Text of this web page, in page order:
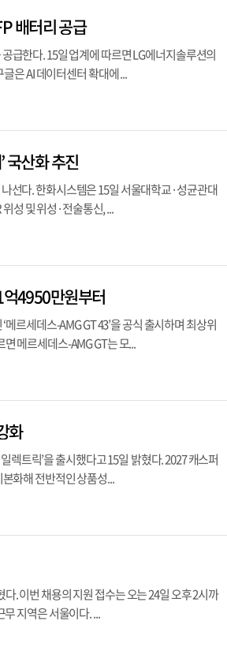
배터리 공급
급한다. 15일 업계에 따르면 LG에너지솔루션의
은 AI 데이터센터 확대에 ...
국산화 추진
선다. 한화시스템은 15일 서울대학교·성균관대
성 및 위성·전술통신, ...
억4950만원부터
르세데스-AMG GT 43’을 공식 출시하며 최상위
메르세데스-AMG GT는 모...
화
렉트릭’을 출시했다고 15일 밝혔다. 2027 캐스퍼
화해 전반적인 상품성...
. 이번 채용의 지원 접수는 오는 24일 오후 2시까
지역은 서울이다. ...